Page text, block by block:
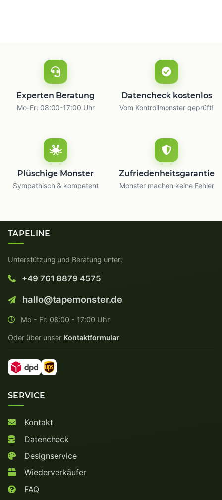
Experten Beratung
Mo-Fr: 08:00-17:00 Uhr
Datencheck kostenlos
Vom Kontrollmonster geprüft!
Plüschige Monster
Sympathisch & kompetent
Zufriedenheitsgarantie
Monster machen keine Fehler
TAPELINE
Unterstützung und Beratung unter:
+49 761 8879 4575
hallo@tapemonster.de
Mo - Fr: 08:00 - 17:00 Uhr
Oder über unser Kontaktformular
SERVICE
Kontakt
Datencheck
Designservice
Wiederverkäufer
FAQ